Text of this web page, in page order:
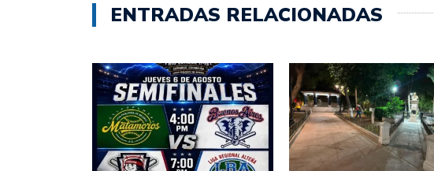
ENTRADAS RELACIONADAS